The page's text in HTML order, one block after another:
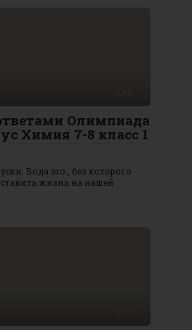
Олимпиада
Химия 7-8 класс 1
Вода это , без которого
жизнь на нашей